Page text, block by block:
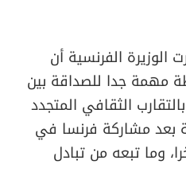
الفرنسية أن
مهمة جدا للصداقة بين
الثقافي المتجدد
بعد مشاركة فرنسا في
وما تبعه من تبادل